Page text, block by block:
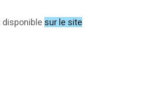
disponible sur le site